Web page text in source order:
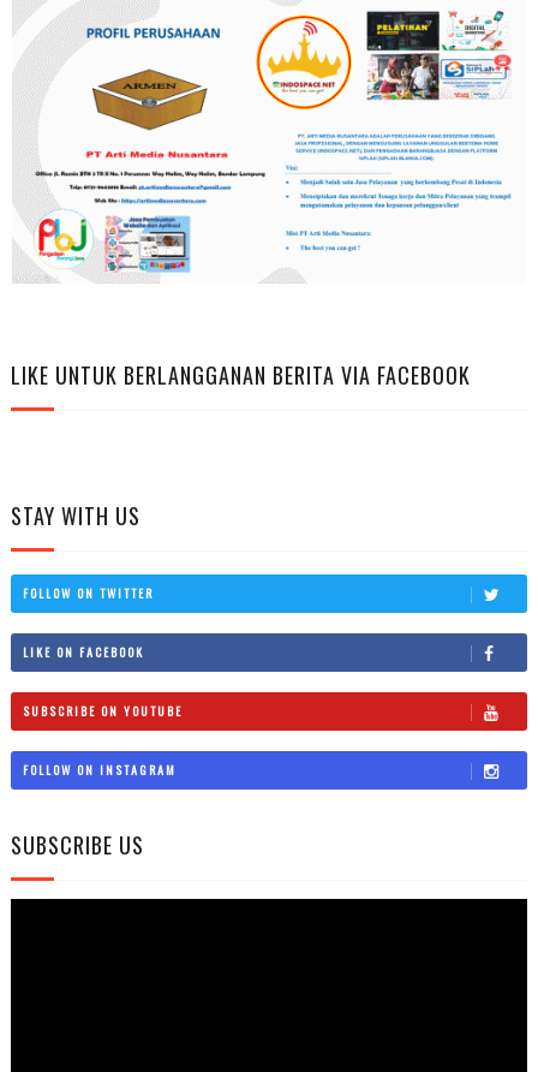
LIKE UNTUK BERLANGGANAN BERITA VIA FACEBOOK
STAY WITH US
FOLLOW ON TWITTER
LIKE ON FACEBOOK
SUBSCRIBE ON YOUTUBE
FOLLOW ON INSTAGRAM
SUBSCRIBE US